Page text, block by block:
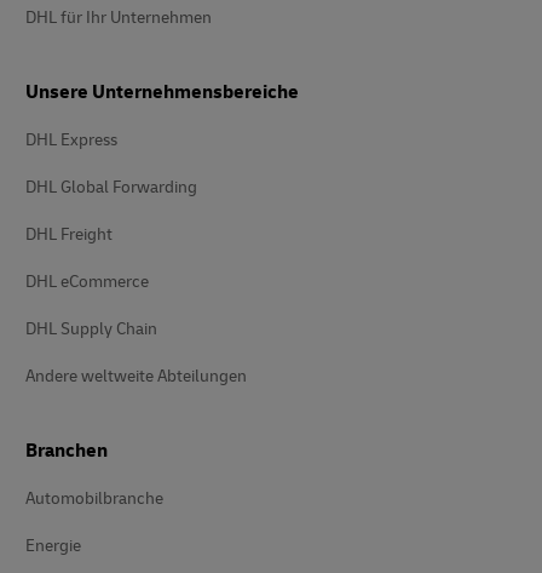
DHL für Ihr Unternehmen
Unsere Unternehmensbereiche
DHL Express
DHL Global Forwarding
DHL Freight
DHL eCommerce
DHL Supply Chain
Andere weltweite Abteilungen
Branchen
Automobilbranche
Energie